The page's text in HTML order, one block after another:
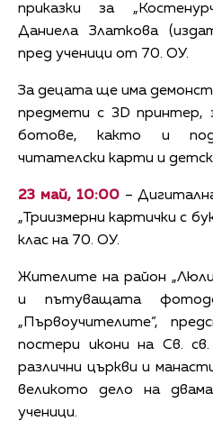
приказки за
Даниела Златкова
пред ученици от 70. ОУ.
За децата ще има
предмети с 3D принтер,
ботове, както и
читателски карти и
23 май, 10:00–
„Триизмерни картички с
клас на 70. ОУ.
Жителите на район
и пътуващата
„Първоучителите“,
постери икони на Св.
различни църкви и
великото дело на
ученици.